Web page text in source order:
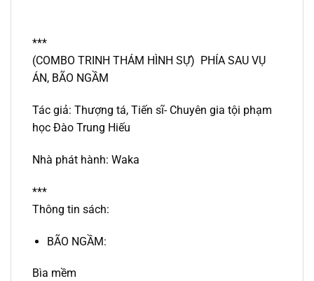
***
(COMBO TRINH THÁM HÌNH SỰ) PHÍA SAU VỤ
ÁN, BÃO NGẦM
Tác giả: Thượng tá, Tiến sĩ- Chuyên gia tội phạm
học Đào Trung Hiếu
Nhà phát hành: Waka
***
Thông tin sách:
BÃO NGẦM:
Bìa mềm